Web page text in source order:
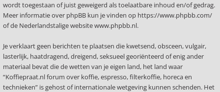
wordt toegestaan of juist geweigerd als toelaatbare inhoud en/of gedrag.
Meer informatie over phpBB kun je vinden op https://www.phpbb.com/
of de Nederlandstalige websitewww.phpbb.nl.
Je verklaart geen berichten te plaatsen die kwetsend, obsceen, vulgair,
lasterlijk, haatdragend, dreigend, seksueel georiënteerd of enig ander
materiaal bevat die de wetten van je eigen land, het land waar
“Koffiepraat.nl forum over koffie, espresso, filterkoffie, horeca en
technieken” is gehost of internationale wetgeving kunnen schenden. Het